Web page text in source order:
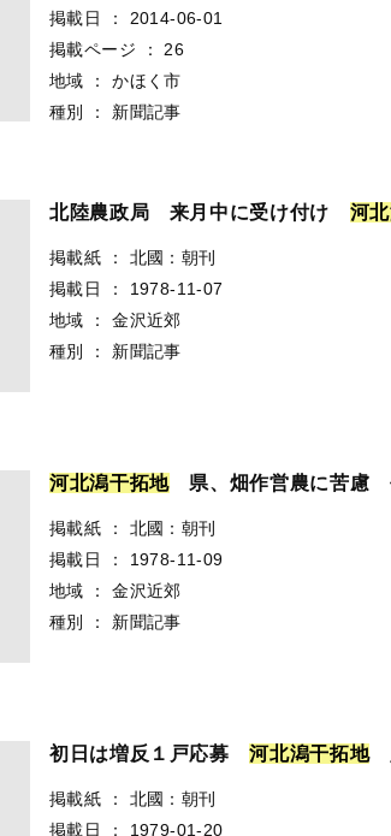
掲載日
：
2014-06-01
掲載ページ
：
26
地域
：
かほく市
種別
： 新聞記事
北陸農政局 来月中に受け付け 河北
掲載紙 ：
北國：朝刊
掲載日
：
1978-11-07
地域
：
金沢近郊
種別
： 新聞記事
河北潟干拓地県、畑作営農に苦慮
掲載紙 ：
北國：朝刊
掲載日
：
1978-11-09
地域
：
金沢近郊
種別
： 新聞記事
初日は増反１戸応募河北潟干拓地
掲載紙 ：
北國：朝刊
掲載日
：
1979-01-20